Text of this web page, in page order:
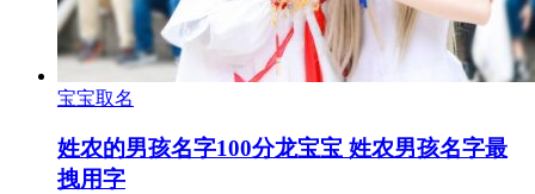
宝宝取名
姓农的男孩名字100分龙宝宝 姓农男孩名字最
拽用字